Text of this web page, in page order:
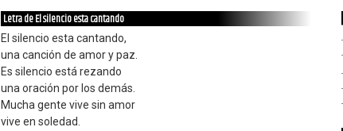
Letra de El silencio esta cantando
El silencio esta cantando,
una canción de amor y paz.
Es silencio está rezando
una oración por los demás.
Mucha gente vive sin amor
vive en soledad.